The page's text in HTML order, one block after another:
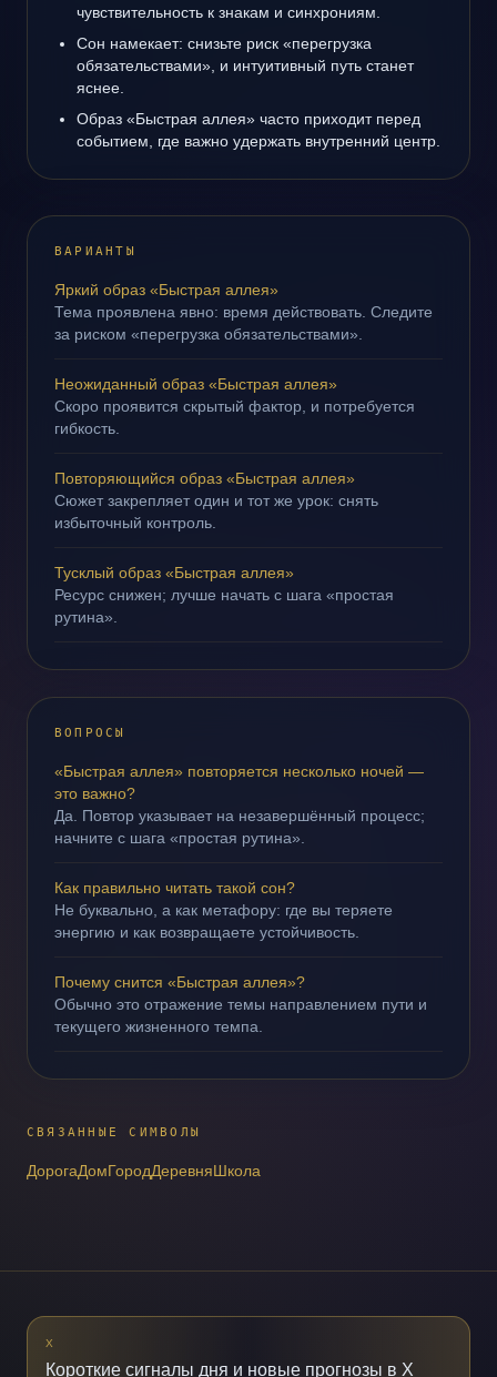
чувствительность к знакам и синхрониям.
Сон намекает: снизьте риск «перегрузка
обязательствами», и интуитивный путь станет
яснее.
Образ «Быстрая аллея» часто приходит перед
событием, где важно удержать внутренний центр.
ВАРИАНТЫ
Яркий образ «Быстрая аллея»
Тема проявлена явно: время действовать. Следите
за риском «перегрузка обязательствами».
Неожиданный образ «Быстрая аллея»
Скоро проявится скрытый фактор, и потребуется
гибкость.
Повторяющийся образ «Быстрая аллея»
Сюжет закрепляет один и тот же урок: снять
избыточный контроль.
Тусклый образ «Быстрая аллея»
Ресурс снижен; лучше начать с шага «простая
рутина».
ВОПРОСЫ
«Быстрая аллея» повторяется несколько ночей —
это важно?
Да. Повтор указывает на незавершённый процесс;
начните с шага «простая рутина».
Как правильно читать такой сон?
Не буквально, а как метафору: где вы теряете
энергию и как возвращаете устойчивость.
Почему снится «Быстрая аллея»?
Обычно это отражение темы направлением пути и
текущего жизненного темпа.
СВЯЗАННЫЕ СИМВОЛЫ
ДорогаДомГородДеревняШкола
X
Короткие сигналы дня и новые прогнозы в X